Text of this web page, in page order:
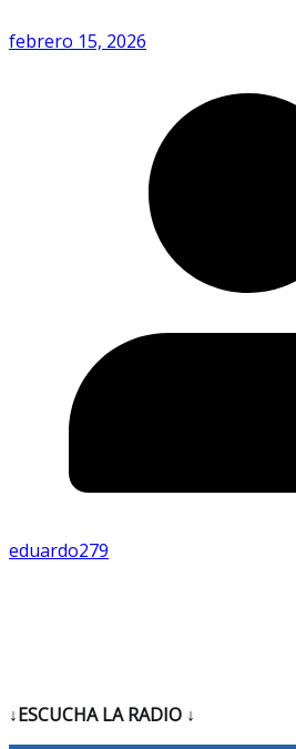
febrero 15, 2026
eduardo279
↓ESCUCHA LA RADIO ↓